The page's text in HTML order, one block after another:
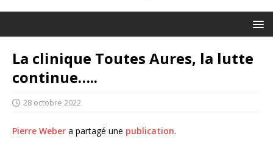
La clinique Toutes Aures, la lutte
continue…..
28 octobre 2022
Pierre Weber a partagé une publication.